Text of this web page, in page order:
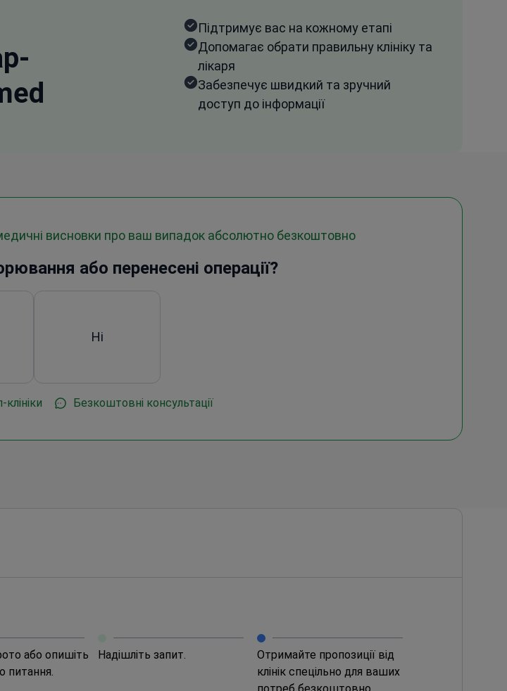
Підтримує вас на кожному етапі
Допомагає обрати правильну клініку та
лікаря
Забезпечує швидкий та зручний
доступ до інформації
висновки про ваш випадок абсолютно безкоштовно
або перенесені операції?
Ні
клініки Безкоштовні консультації
або опишіть
питання.
Надішліть запит.
Отримайте пропозиції від
клінік спецільно для ваших